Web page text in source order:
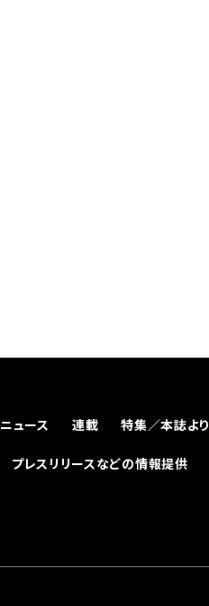
ニュース 連載 特集／本誌より
プレスリリースなどの情報提供